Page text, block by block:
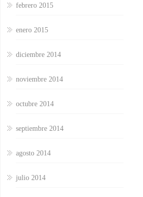
febrero 2015
enero 2015
diciembre 2014
noviembre 2014
octubre 2014
septiembre 2014
agosto 2014
julio 2014